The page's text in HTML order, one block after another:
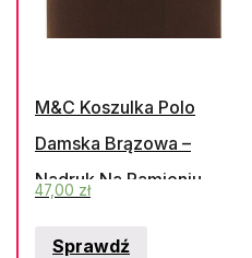
M&C Koszulka Polo
Damska Brązowa –
Nadruk Na Ramieniu
47,00 zł
Sprawdź